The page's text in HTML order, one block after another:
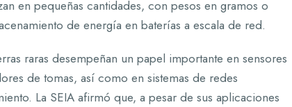
en pequeñas cantidades, con pesos en gramos o
de energía en baterías a escala de red.
raras desempeñan un papel importante en sensores
de tomas, así como en sistemas de redes
La SEIA afirmó que, a pesar de sus aplicaciones